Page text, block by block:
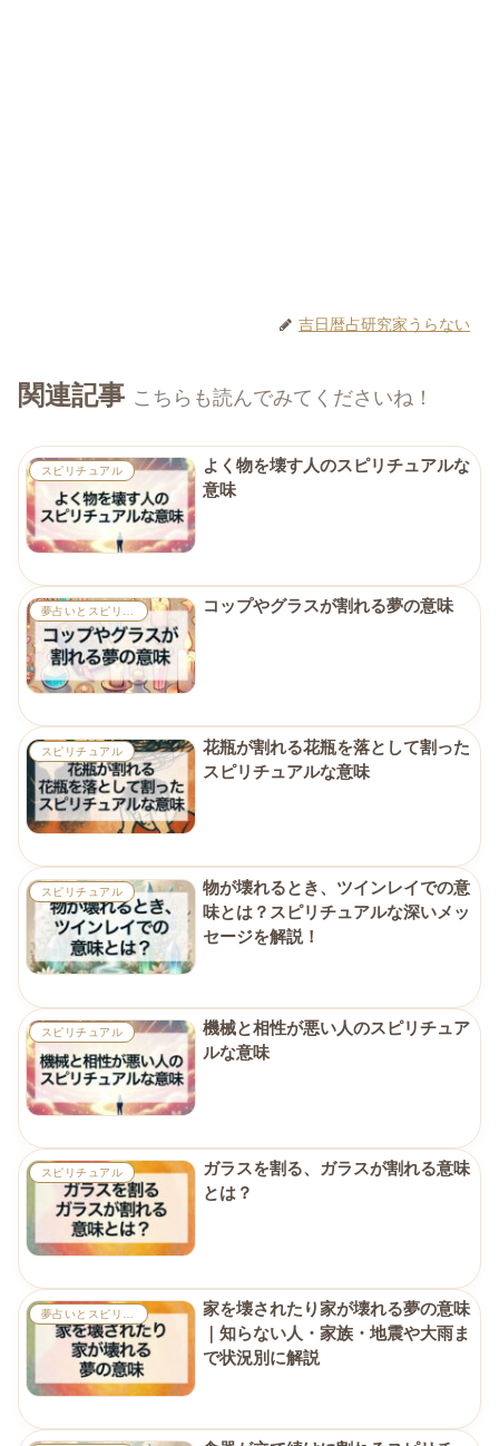
吉日暦占研究家うらない
関連記事 こちらも読んでみてくださいね！
スピリチュアル
よく物を壊す人のスピリチュアルな
意味
コップやグラスが割れる夢の意味
スピリチュアル
花瓶が割れる花瓶を落として割った
スピリチュアルな意味
スピリチュアル
物が壊れるとき、ツインレイでの意
味とは？スピリチュアルな深いメッ
セージを解説！
スピリチュアル
機械と相性が悪い人のスピリチュア
ルな意味
スピリチュアル
ガラスを割る、ガラスが割れる意味
とは？
家を壊されたり家が壊れる夢の意味
｜知らない人・家族・地震や大雨ま
で状況別に解説